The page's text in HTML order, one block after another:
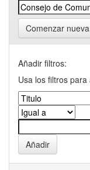
Comenzar
Añadir filtros:
Usa los filtros